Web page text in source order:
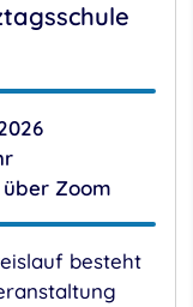
Zoom
besteht